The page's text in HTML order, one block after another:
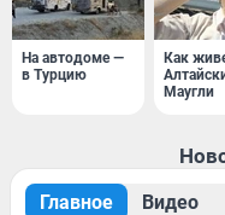
На автодоме —
в Турцию
Как
Маугли
Главное Видео